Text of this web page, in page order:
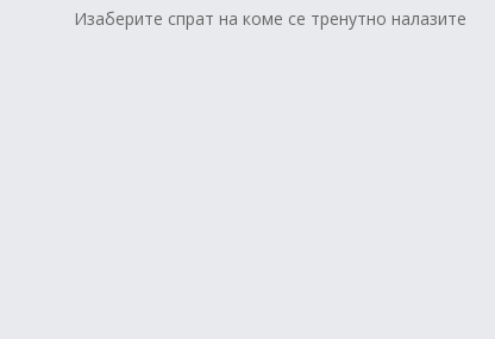
Изаберите спрат на коме се тренутно налазите